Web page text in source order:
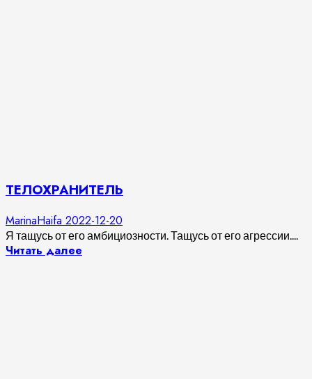
ТЕЛОХРАНИТЕЛЬ
MarinaHaifa 2022-12-20
Я тащусь от его амбициозности. Тащусь от его агрессии....
Читать далее